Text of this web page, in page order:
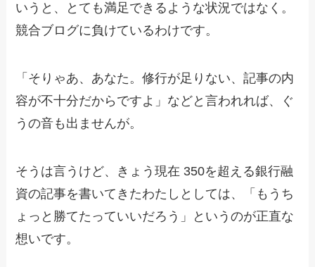
いうと、とても満足できるような状況ではなく。
競合ブログに負けているわけです。
「そりゃあ、あなた。修行が足りない、記事の内
容が不十分だからですよ」などと言われれば、ぐ
うの音も出ませんが。
そうは言うけど、きょう現在 350を超える銀行融
資の記事を書いてきたわたしとしては、「もうち
ょっと勝てたっていいだろう」というのが正直な
想いです。